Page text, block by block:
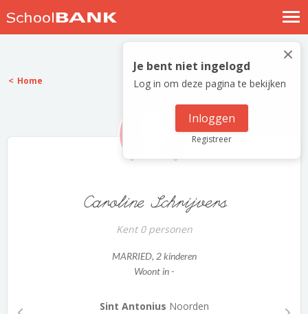
Nostalgische verhalen
Log in
Meld je gratis aan
×
Je bent niet ingelogd
Log in om deze pagina te bekijken
Inloggen
Registreer
Home
Caroline Schrijvers
Kent 0 personen
MARRIED, 2 kinderen
Woont in -
Sint Antonius Noorden